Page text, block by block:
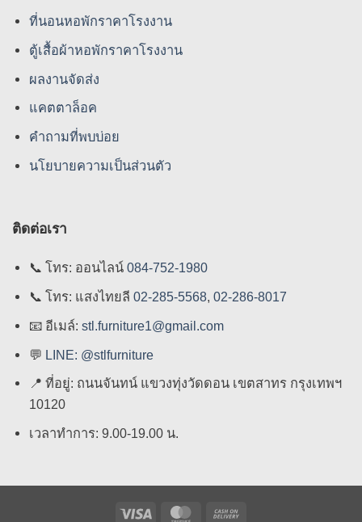
ที่นอนหอพักราคาโรงงาน
ตู้เสื้อผ้าหอพักราคาโรงงาน
ผลงานจัดส่ง
แคตตาล็อค
คําถามที่พบบ่อย
นโยบายความเป็นส่วนตัว
ติดต่อเรา
📞โทร: ออนไลน์084-752-1980
📞โทร: แสงไทยลี 02-285-5568,02-286-8017
📧 อีเมล์:stl.furniture1@gmail.com
💬 LINE: @stlfurniture
📍 ที่อยู่: ถนนจันทน์ แขวงทุ่งวัดดอน เขตสาทร กรุงเทพฯ
10120
เวลาทำการ: 9.00-19.00 น.
Visa MasterCard